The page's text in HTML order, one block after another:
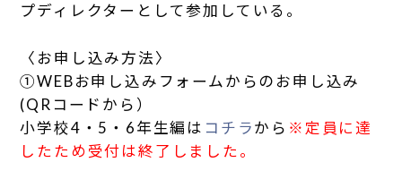
プディレクターとして参加している。
〈お申し込み方法〉
①WEBお申し込みフォームからのお申し込み
(QRコードから）
小学校4・5・6年生編は コチラから ※定員に達
したため受付は終了しました。